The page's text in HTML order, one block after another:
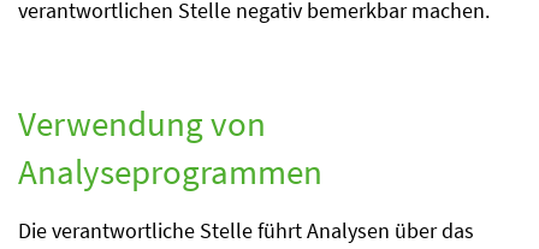
verantwortlichen Stelle negativ bemerkbar machen.
Verwendung von
Analyseprogrammen
Die verantwortliche Stelle führt Analysen über das